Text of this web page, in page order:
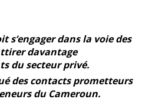
s’engager dans la voie des
davantage
du secteur privé.
des contacts prometteurs
du Cameroun.